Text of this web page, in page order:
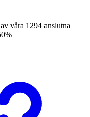
våra 1294 anslutna